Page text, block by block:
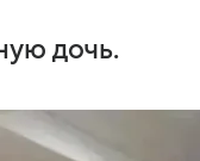
дочь.